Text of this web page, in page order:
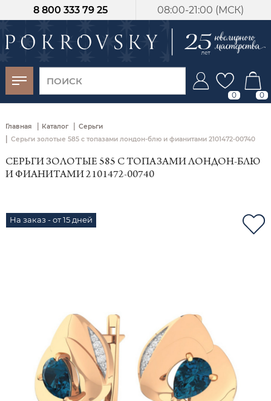
08:00-21:00 (МСК)
8 800 333 79 25
0 0
Главная | Каталог | Серьги
| Серьги золотые 585 с топазами лондон-блю и фианитами 2101472-00740
СЕРЬГИ ЗОЛОТЫЕ 585 С ТОПАЗАМИ ЛОНДОН-БЛЮ
И ФИАНИТАМИ 2101472-00740
На заказ - от 15 дней
-30%
от 15 дней с
момента оплаты